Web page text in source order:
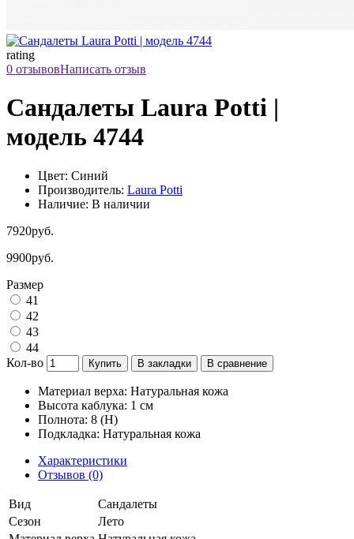
rating
0 отзывовНаписать отзыв
Сандалеты Laura Potti |
модель 4744
Цвет: Синий
Производитель: Laura Potti
Наличие: В наличии
7920руб.
9900руб.
Размер
41
42
43
44
Кол-во
Купить В закладки В сравнение
Материал верха: Натуральная кожа
Высота каблука: 1 см
Полнота: 8 (H)
Подкладка: Натуральная кожа
Характеристики
Отзывов (0)
Вид
Сандалеты
Сезон
Лето